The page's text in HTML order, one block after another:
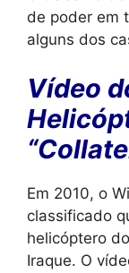
de poder em
alguns dos
Vídeo
Em 2010, o
classificado
helicóptero
Iraque. O